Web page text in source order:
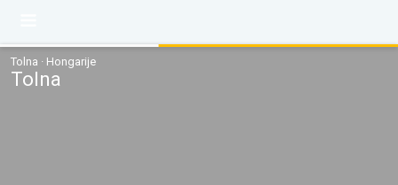
Tolna · Hongarije
Tolna